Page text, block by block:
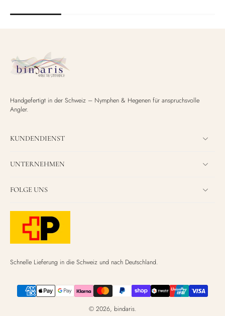
Handgefertigt in der Schweiz – Nymphen & Hegenen für anspruchsvolle
Angler.
KUNDENDIENST
UNTERNEHMEN
FOLGE UNS
Schnelle Lieferung in die Schweiz und nach Deutschland.
© 2026, bindaris.